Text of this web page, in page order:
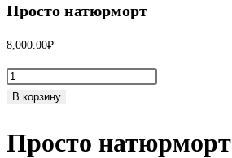
сайту
Просто натюрморт
8,000.00₽
Количество
товара
натюрморт
В корзину
Просто натюрморт